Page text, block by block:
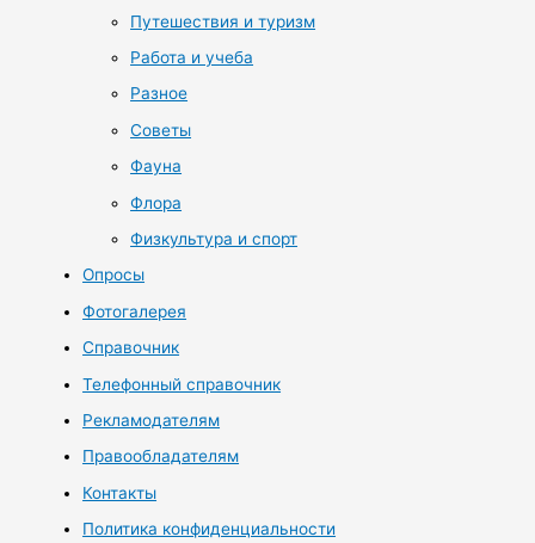
Путешествия и туризм
Работа и учеба
Разное
Советы
Фауна
Флора
Физкультура и спорт
Опросы
Фотогалерея
Справочник
Телефонный справочник
Рекламодателям
Правообладателям
Контакты
Политика конфиденциальности